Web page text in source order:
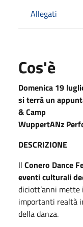
Allegati
Cos'è
Domenica 19
si terrà un
& Camp
WuppertANz
DESCRIZIONE
Il Conero Dance
eventi culturali
diciott’anni mette
importanti realtà
della danza.